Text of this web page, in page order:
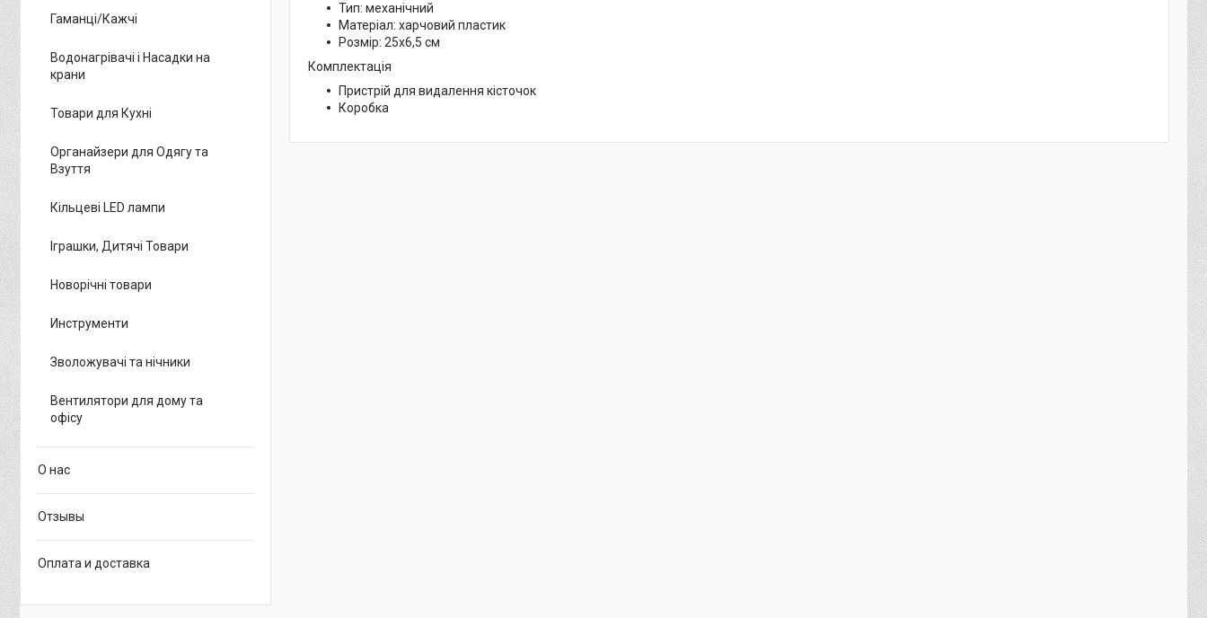
Тип: механічний
Матеріал: харчовий пластик
Розмір: 25х6,5 см
Комплектація
Пристрій для видалення кісточок
Коробка
Гаманці/Кажчі
Водонагрівачі і Насадки на
крани
Товари для Кухні
Органайзери для Одягу та
Взуття
Кільцеві LED лампи
Іграшки, Дитячі Товари
Новорічні товари
Инструменти
Зволожувачі та нічники
Вентилятори для дому та
офісу
О нас
Отзывы
Оплата и доставка